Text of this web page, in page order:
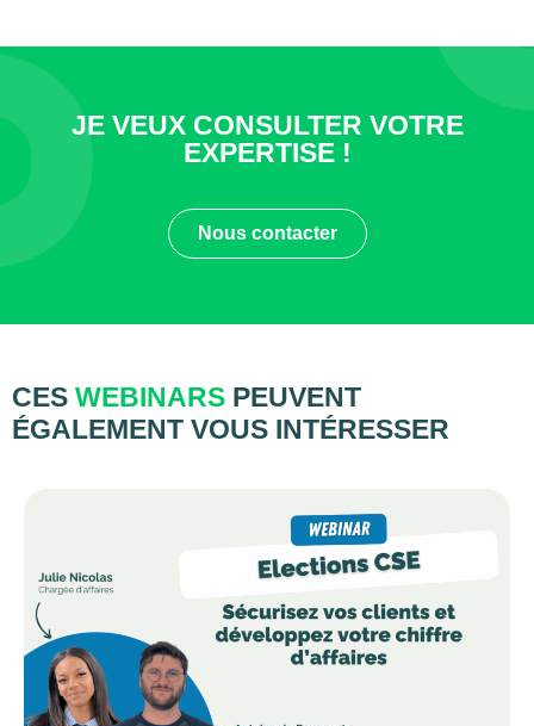
JE VEUX CONSULTER VOTRE
EXPERTISE !
Nous contacter
CES WEBINARS PEUVENT
ÉGALEMENT VOUS INTÉRESSER